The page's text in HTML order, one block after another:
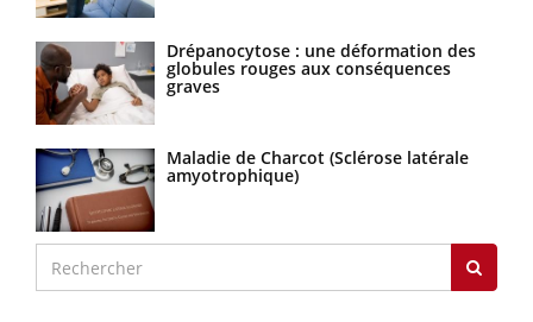
Drépanocytose : une déformation des
globules rouges aux conséquences
graves
Maladie de Charcot (Sclérose latérale
amyotrophique)